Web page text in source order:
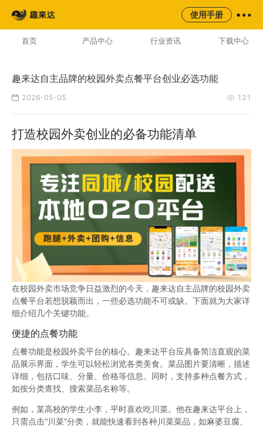
使用手册
首页 产品中心 行业资讯 下载中心
AI云配服务生态平台
趣来达自主品牌的校园外卖点餐平台创业必选功能
2026-05-05 121
打造校园外卖创业的必备功能清单
在校园外卖市场竞争日益激烈的今天，趣来达自主品牌的校园外卖
点餐平台若想脱颖而出，一些必选功能不可或缺。下面就为大家详
细介绍几个关键功能。
便捷的点餐功能
点餐功能是校园外卖平台的核心。趣来达平台应具备简洁直观的菜
品展示界面，学生可以轻松浏览各类美食。菜品图片要清晰，描述
详细，包括口味、分量、价格等信息。同时，支持多种点餐方式，
如按分类查找、搜索菜品名称等。
例如，某高校的学生小李，平时喜欢吃川菜。他在趣来达平台上，
只需点击“川菜”分类，就能快速看到各种川菜菜品，如麻婆豆腐、